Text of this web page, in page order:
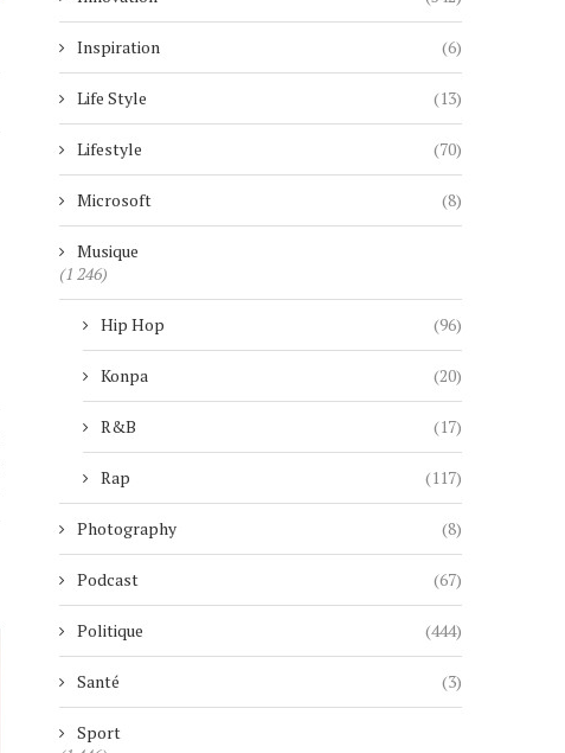
Inspiration (6)
Life Style (13)
Lifestyle (70)
Microsoft (8)
Musique
(1 246)
Hip Hop (96)
Konpa (20)
R&B (17)
Rap (117)
Photography (8)
Podcast (67)
Politique (444)
Santé (3)
Sport